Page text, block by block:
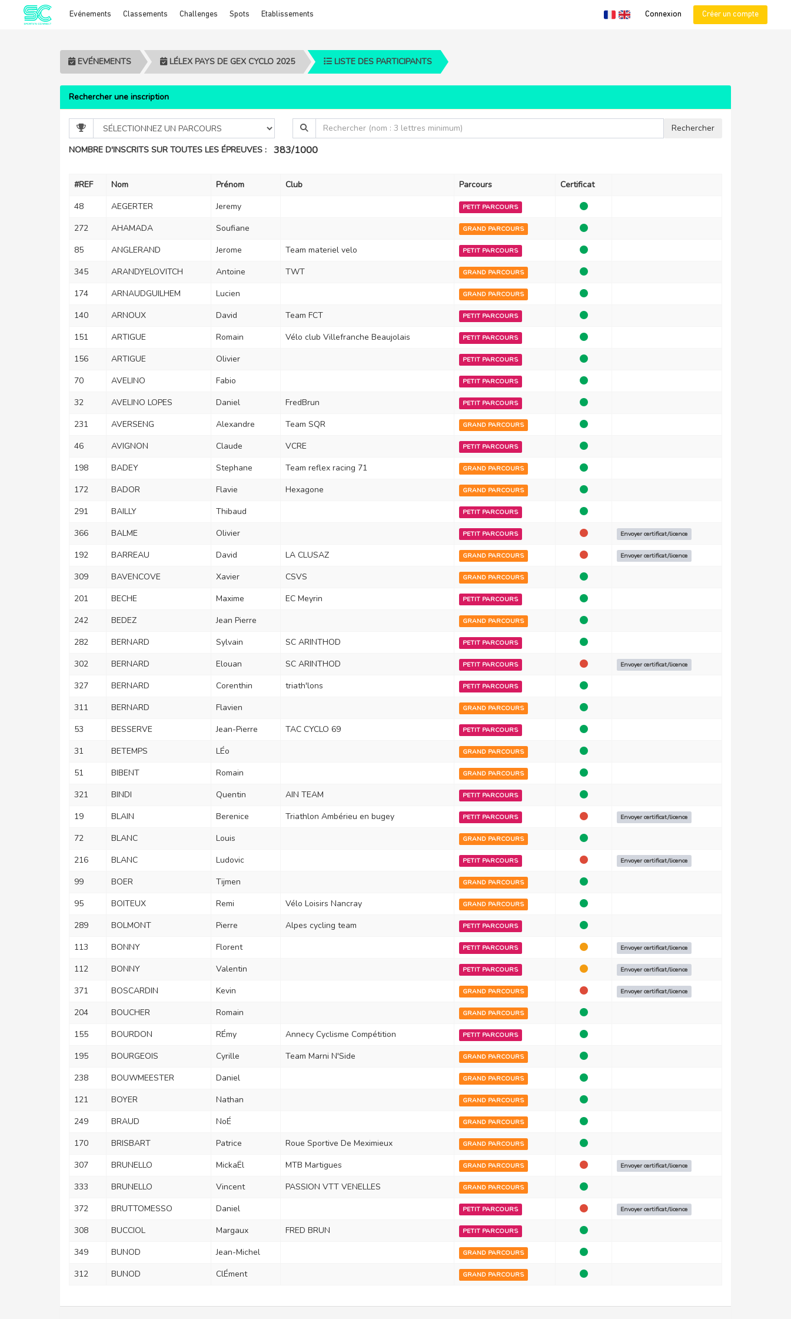
Evénements Classements Challenges Spots Etablissements Connexion Créer un compte
EVÉNEMENTS LÉLEX PAYS DE GEX CYCLO 2025 LISTE DES PARTICIPANTS
Rechercher une inscription
NOMBRE D'INSCRITS SUR TOUTES LES ÉPREUVES : 383/1000
#REF Nom Prénom Club Parcours
Certificat
48
AEGERTER Jeremy PETIT PARCOURS
272 AHAMADA Soufiane GRAND PARCOURS
85 ANGLERAND Jerome Team materiel velo PETIT PARCOURS
345 ARANDYELOVITCH Antoine TWT GRAND PARCOURS
174 ARNAUDGUILHEM Lucien GRAND PARCOURS
140 ARNOUX David Team FCT PETIT PARCOURS
151 ARTIGUE Romain Vélo club Villefranche Beaujolais PETIT PARCOURS
156 ARTIGUE Olivier PETIT PARCOURS
70 AVELINO Fabio PETIT PARCOURS
32 AVELINO LOPES Daniel FredBrun PETIT PARCOURS
231 AVERSENG Alexandre Team SQR GRAND PARCOURS
46 AVIGNON Claude VCRE PETIT PARCOURS
198 BADEY Stephane Team reflex racing 71 GRAND PARCOURS
172 BADOR Flavie Hexagone GRAND PARCOURS
291 BAILLY Thibaud PETIT PARCOURS
366 BALME Olivier PETIT PARCOURS Envoyer certificat/licence
192 BARREAU David LA CLUSAZ GRAND PARCOURS Envoyer certificat/licence
309 BAVENCOVE Xavier CSVS GRAND PARCOURS
201 BECHE Maxime EC Meyrin PETIT PARCOURS
242 BEDEZ Jean Pierre GRAND PARCOURS
282 BERNARD Sylvain SC ARINTHOD PETIT PARCOURS
302 BERNARD Elouan SC ARINTHOD PETIT PARCOURS Envoyer certificat/licence
327 BERNARD Corenthin triath'lons PETIT PARCOURS
311 BERNARD Flavien GRAND PARCOURS
53 BESSERVE Jean-Pierre TAC CYCLO 69 PETIT PARCOURS
31 BETEMPS LÉo GRAND PARCOURS
51 BIBENT Romain GRAND PARCOURS
321 BINDI Quentin AIN TEAM PETIT PARCOURS
19 BLAIN Berenice Triathlon Ambérieu en bugey PETIT PARCOURS Envoyer certificat/licence
72 BLANC Louis GRAND PARCOURS
216 BLANC Ludovic PETIT PARCOURS Envoyer certificat/licence
99 BOER Tijmen GRAND PARCOURS
95 BOITEUX Remi Vélo Loisirs Nancray GRAND PARCOURS
289 BOLMONT Pierre Alpes cycling team PETIT PARCOURS
113 BONNY Florent PETIT PARCOURS Envoyer certificat/licence
112 BONNY Valentin PETIT PARCOURS Envoyer certificat/licence
371 BOSCARDIN Kevin GRAND PARCOURS Envoyer certificat/licence
204 BOUCHER Romain GRAND PARCOURS
155 BOURDON RÉmy Annecy Cyclisme Compétition PETIT PARCOURS
195 BOURGEOIS Cyrille Team Marni N'Side GRAND PARCOURS
238 BOUWMEESTER Daniel GRAND PARCOURS
121 BOYER Nathan GRAND PARCOURS
249 BRAUD NoÉ GRAND PARCOURS
170 BRISBART Patrice Roue Sportive De Meximieux GRAND PARCOURS
307 BRUNELLO MickaËl MTB Martigues GRAND PARCOURS Envoyer certificat/licence
333 BRUNELLO Vincent PASSION VTT VENELLES GRAND PARCOURS
372 BRUTTOMESSO Daniel PETIT PARCOURS Envoyer certificat/licence
308 BUCCIOL Margaux FRED BRUN PETIT PARCOURS
349 BUNOD Jean-Michel GRAND PARCOURS
312 BUNOD ClÉment GRAND PARCOURS